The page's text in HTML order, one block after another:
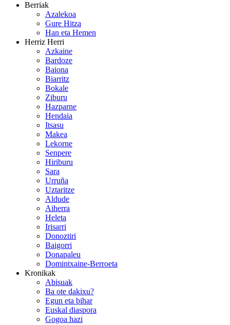
Berriak
Azalekoa
Gure Hitza
Han eta Hemen
Herriz Herri
Azkaine
Bardoze
Baiona
Biarritz
Bokale
Ziburu
Hazparne
Hendaia
Itsasu
Makea
Lekorne
Senpere
Hiriburu
Sara
Urruña
Uztaritze
Aldude
Aiherra
Heleta
Irisarri
Donoztiri
Baigorri
Donapaleu
Domintxaine-Berroeta
Kronikak
Abisuak
Ba ote dakixu?
Egun eta bihar
Euskal diaspora
Gogoa hazi